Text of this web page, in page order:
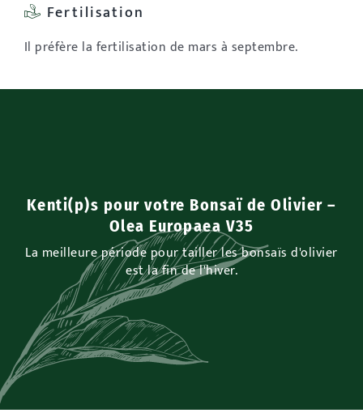
Fertilisation
Il préfère la fertilisation de mars à septembre.
Kenti(p)s pour votre Bonsaï de Olivier –
Olea Europaea V35
La meilleure période pour tailler les bonsaïs d'olivier
est la fin de l'hiver.